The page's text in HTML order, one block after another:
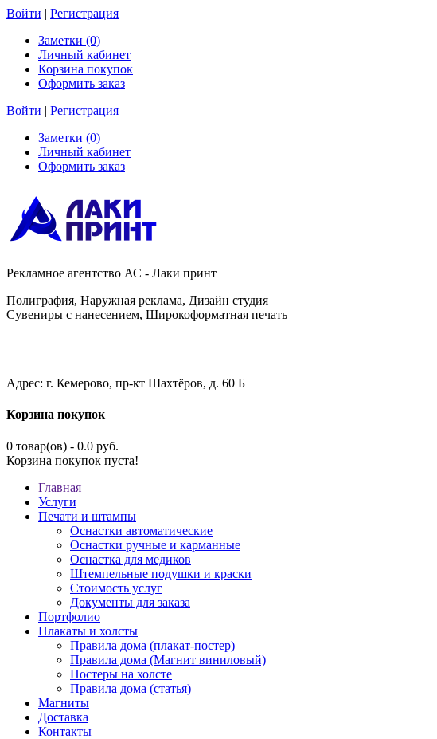
Войти | Регистрация
Заметки (0)
Личный кабинет
Корзина покупок
Оформить заказ
Войти | Регистрация
Заметки (0)
Личный кабинет
Оформить заказ
Рекламное агентство АС - Лаки принт
Полиграфия, Наружная реклама, Дизайн студия
Сувениры с нанесением, Широкоформатная печать
Адрес: г. Кемерово, пр-кт Шахтёров, д. 60 Б
Корзина покупок
0 товар(ов) - 0.0 руб.
Корзина покупок пуста!
Главная
Услуги
Печати и штампы
Оснастки автоматические
Оснастки ручные и карманные
Оснастка для медиков
Штемпельные подушки и краски
Стоимость услуг
Документы для заказа
Портфолио
Плакаты и холсты
Правила дома (плакат-постер)
Правила дома (Магнит виниловый)
Постеры на холсте
Правила дома (статья)
Магниты
Доставка
Контакты